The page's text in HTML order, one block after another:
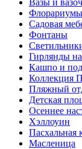
Вазы и
Садовая
Фонтаны
Гирлянды
Кашпо и
Коллекция
Пляжный
Детская
Осеннее
Хэллоуин
Пасхальная
Масленица